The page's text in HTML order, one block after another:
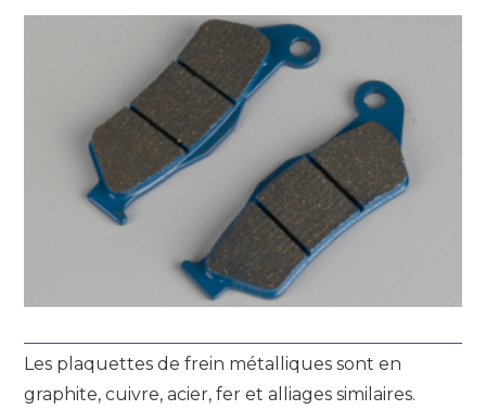
Les plaquettes de frein métalliques sont en
graphite, cuivre, acier, fer et alliages similaires.